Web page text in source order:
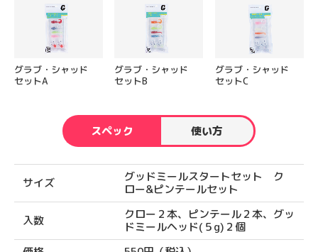
グラブ・シャッド
セットA
グラブ・シャッド
セットB
グラブ・シャッド
セットC
スペック 使い方
サイズ
グッドミールスタートセット ク
ロー&ピンテールセット
入数
クロー２本、ピンテール２本、グッ
ドミールヘッド(５g)２個